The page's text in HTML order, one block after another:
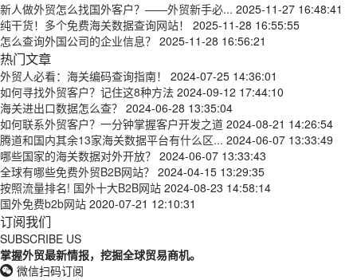
新人做外贸怎么找国外客户？——外贸新手必... 2025-11-27 16:48:41
纯干货！多个免费海关数据查询网站！
2025-11-28 16:55:55
怎么查询外国公司的企业信息？ 2025-11-28 16:56:21
热门文章
外贸人必看：海关编码查询指南！
2024-07-25 14:36:01
如何寻找外贸客户？记住这8种方法 2024-09-12 17:44:10
海关进出口数据怎么查？ 2024-06-28 13:35:04
如何联系外贸客户？一分钟掌握客户开发之道 2024-08-21 14:26:54
腾道和国内其余13家海关数据平台有什么区... 2024-06-07 13:33:49
哪些国家的海关数据对外开放？ 2024-06-07 13:33:43
全球有哪些免费外贸B2B网站？ 2024-04-15 13:29:35
按照流量排名! 国外十大B2B网站 2024-08-23 14:58:14
国外免费b2b网站 2020-07-21 12:10:31
订阅我们
SUBSCRIBE US
掌握外贸最新情报，挖掘全球贸易商机。
微信扫码订阅